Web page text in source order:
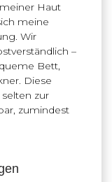
Haut
meine
Wir
–
Bett,
Diese
zur
zumindest